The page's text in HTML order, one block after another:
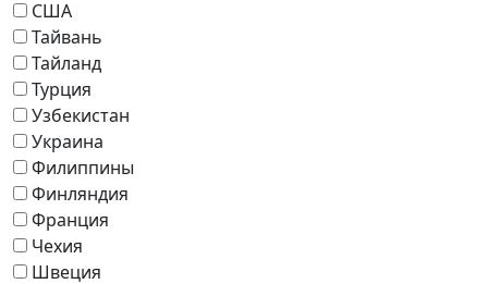
США
Тайвань
Тайланд
Турция
Узбекистан
Украина
Филиппины
Финляндия
Франция
Чехия
Швеция